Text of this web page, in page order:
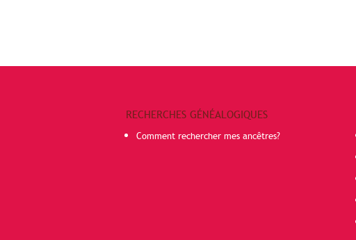
RECHERCHES GÉNÉALOGIQUES
Comment rechercher mes ancêtres?